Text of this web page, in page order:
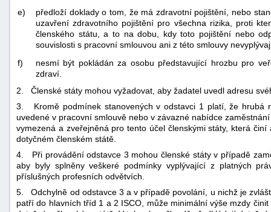
e)
předloží doklady o tom, že má zdravotní pojištění, nebo
uzavření zdravotního pojištění pro všechna rizika, proti
členského státu, a to na dobu, kdy toto pojištění nebo
souvislosti s pracovní smlouvou ani z této smlouvy
f)
nesmí být pokládán za osobu představující hrozbu pro
zdraví.
2. Členské státy mohou vyžadovat, aby žadatel uvedl adresu
3. Kromě podmínek stanovených v odstavci 1 platí, že hrubá
uvedené v pracovní smlouvě nebo v závazné nabídce
vymezená a zveřejněná pro tento účel členskými státy, která
dotyčném členském státě.
4. Při provádění odstavce 3 mohou členské státy v případě
aby byly splněny veškeré podmínky vyplývající z platných
příslušných profesních odvětvích.
5. Odchylně od odstavce 3 a v případě povolání, u nichž je
patří do hlavních tříd 1 a 2 ISCO, může minimální výše mzdy